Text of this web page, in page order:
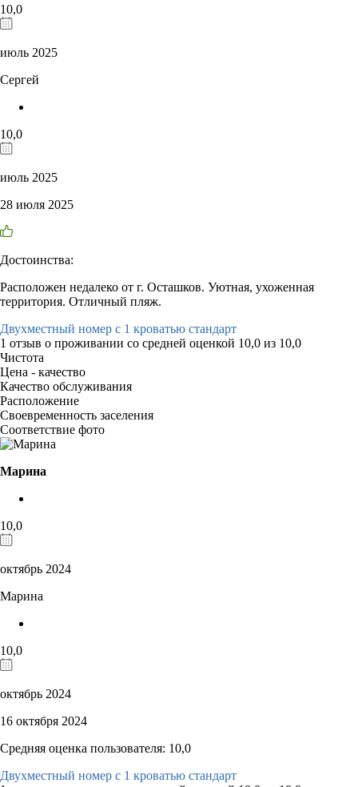
10,0
июль 2025
Сергей
10,0
июль 2025
28 июля 2025
Достоинства:
Расположен недалеко от г. Осташков. Уютная, ухоженная
территория. Отличный пляж.
Двухместный номер с 1 кроватью стандарт
1 отзыв о проживании со средней оценкой 10,0 из 10,0
Чистота
Цена - качество
Качество обслуживания
Расположение
Своевременность заселения
Соответствие фото
Марина
10,0
октябрь 2024
Марина
10,0
октябрь 2024
16 октября 2024
Средняя оценка пользователя: 10,0
Двухместный номер с 1 кроватью стандарт